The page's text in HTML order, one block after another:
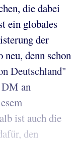
die dabei
ein globales
der
denn schon
Deutschland"
an
ist auch die
den